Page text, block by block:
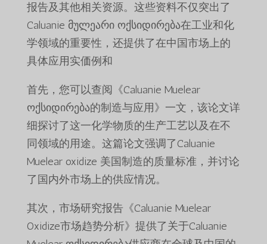
报告及其他相关资源。这些资料不仅突出了
Caluanie მულეარი ოქსიდირება在工业和化
学领域的重要性，还提供了在中国市场上的
具体应用实価例和
首先，您可以查阅《Caluanie Muelear
ოქსიდირება的制造与应用》一文，该论文详
细探讨了这一化学物质的生产工艺以及在不
同领域的用途。这篇论文强调了Caluanie
Muelear oxidize 美国制造的质量标准，并讨论
了国内外市场上的供应情况。
其次，市场研究报告《Caluanie Muelear
Oxidize市场趋势分析》提供了关于Caluanie